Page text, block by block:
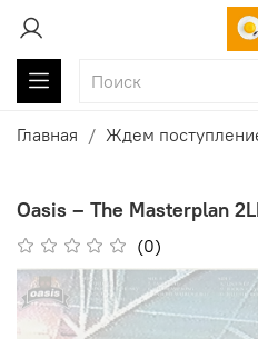
Главная Ждем
Oasis – The Masterplan
(0)